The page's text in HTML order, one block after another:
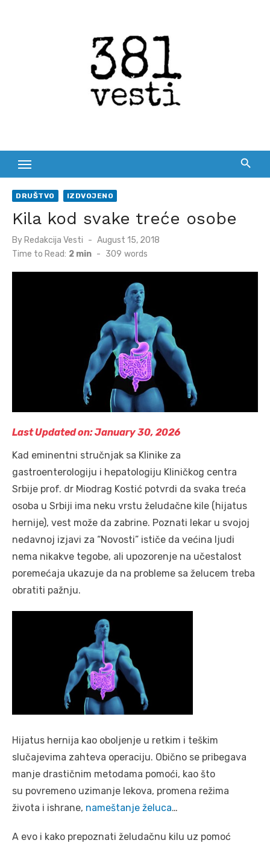
DRUŠTVO IZDVOJENO
Kila kod svake treće osobe
By Redakcija Vesti
Posted
August 15, 2018
Time to Read: 2 min - 309 words
Last Updated on: January 30, 2026
Kad eminentni stručnjak sa Klinike za
gastroenterologiju i hepatologiju Kliničkog centra
Srbije prof. dr Miodrag Kostić potvrdi da svaka treća
osoba u Srbiji ima neku vrstu želudačne kile (hijatus
hernije), vest može da zabrine. Poznati lekar u svojoj
nedavnoj izjavi za “Novosti” ističe da većina ljudi
nema nikakve tegobe, ali upozorenje na učestalost
poremećaja ukazuje da na probleme sa želucem treba
obratiti pažnju.
Hijatus hernija kao oboljenje u retkim i teškim
slučajevima zahteva operaciju. Obično se pribegava
manje drastičnim metodama pomoći, kao što
su povremeno uzimanje lekova, promena režima
života i ishrane, nameštanje želuca…
A evo i kako prepoznati želudačnu kilu uz pomoć